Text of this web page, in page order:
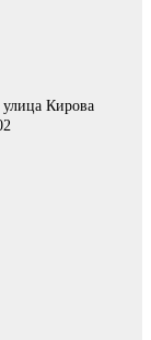
улица Кирова